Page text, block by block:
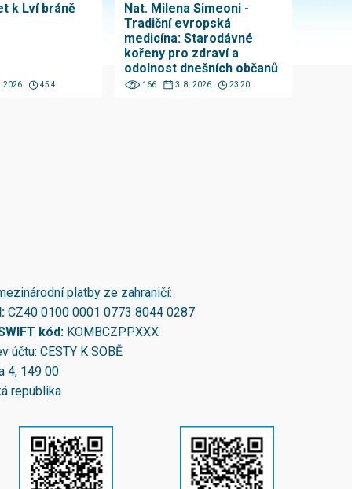
k Lví bráně
2026 45:4
Nat. Milena Simeoni -
Tradiční evropská
medicína: Starodávné
kořeny pro zdraví a
odolnost dnešních občanů
166 3. 8. 2026 23:20
platby ze zahraničí:
CZ40 0100 0001 0773 8044 0287
kód: KOMBCZPPXXX
účtu: CESTY K SOBĚ
4, 149 00
republika